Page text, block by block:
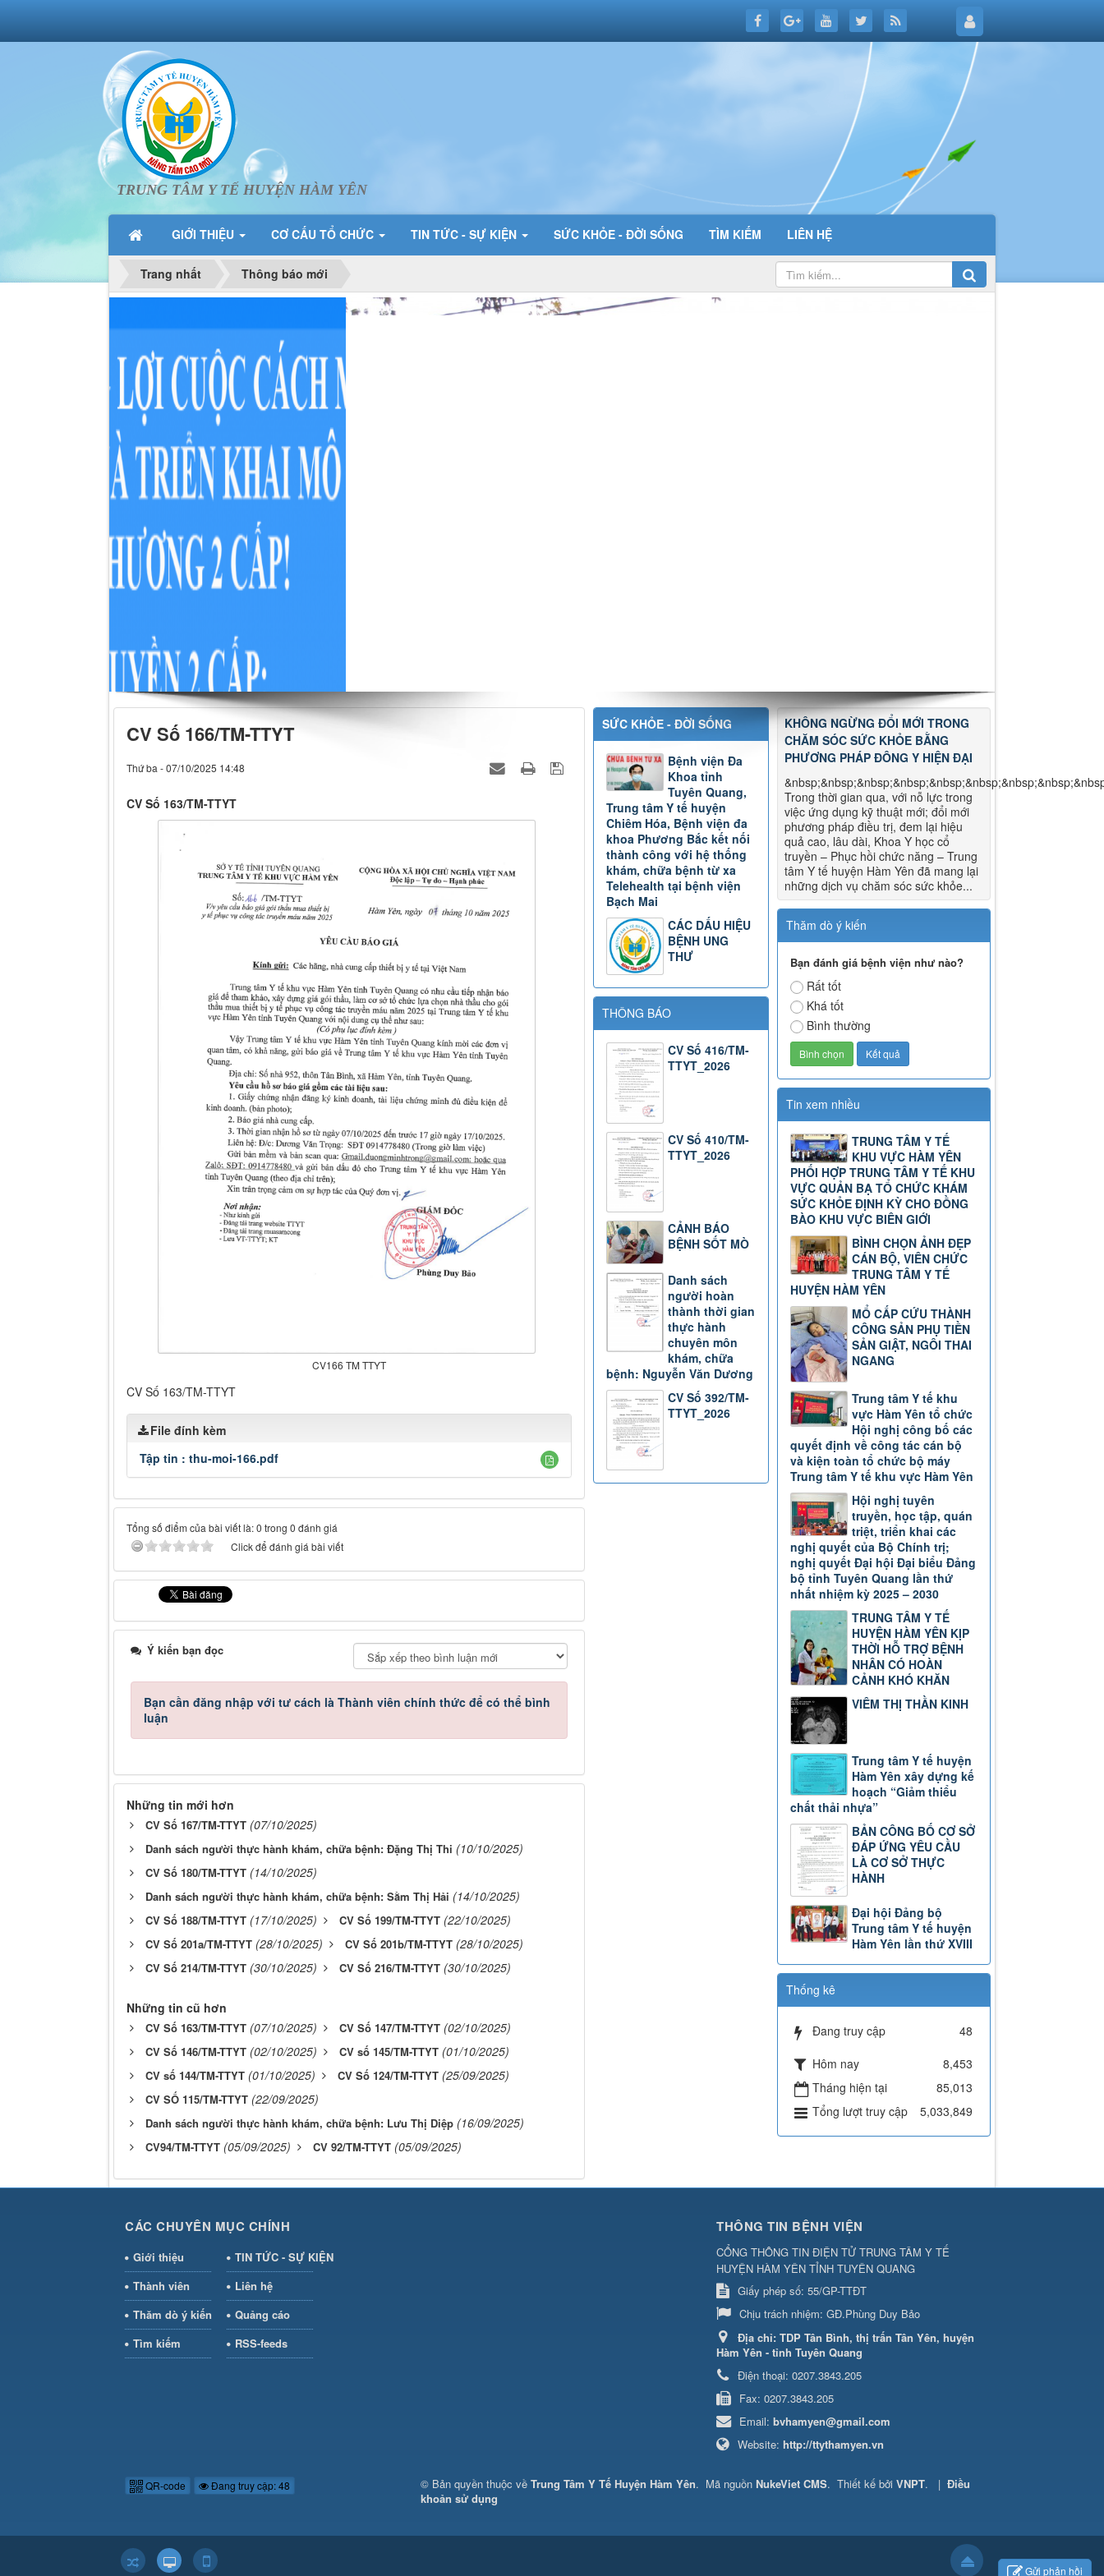
TRUNG TÂM Y TẾ HUYỆN HÀM YÊN
GIỚI THIỆU CƠ CẤU TỔ CHỨC TIN TỨC - SỰ KIỆN SỨC KHỎE - ĐỜI SỐNG TÌM KIẾM LIÊN HỆ
Trang nhất Thông báo mới
CV Số 166/TM-TTYT
Thứ ba - 07/10/2025 14:48
CV Số 163/TM-TTYT
CV166 TM TTYT
CV Số 163/TM-TTYT
File đính kèm
Tập tin : thu-moi-166.pdf
Tổng số điểm của bài viết là: 0 trong 0 đánh giá
Click để đánh giá bài viết
Ý kiến bạn đọc
Bạn cần đăng nhập với tư cách là Thành viên chính thức để có thể bình
luận
Những tin mới hơn
CV Số 167/TM-TTYT (07/10/2025)
Danh sách người thực hành khám, chữa bệnh: Đặng Thị Thi (10/10/2025)
CV Số 180/TM-TTYT (14/10/2025)
Danh sách người thực hành khám, chữa bệnh: Sằm Thị Hải (14/10/2025)
CV Số 188/TM-TTYT (17/10/2025) CV Số 199/TM-TTYT (22/10/2025)
CV Số 201a/TM-TTYT (28/10/2025) CV Số 201b/TM-TTYT (28/10/2025)
CV Số 214/TM-TTYT (30/10/2025) CV Số 216/TM-TTYT (30/10/2025)
Những tin cũ hơn
CV Số 163/TM-TTYT (07/10/2025) CV Số 147/TM-TTYT (02/10/2025)
CV Số 146/TM-TTYT (02/10/2025) CV số 145/TM-TTYT (01/10/2025)
CV số 144/TM-TTYT (01/10/2025) CV Số 124/TM-TTYT (25/09/2025)
CV SỐ 115/TM-TTYT (22/09/2025)
Danh sách người thực hành khám, chữa bệnh: Lưu Thị Diệp (16/09/2025)
CV94/TM-TTYT (05/09/2025) CV 92/TM-TTYT (05/09/2025)
KHÔNG NGỪNG ĐỔI MỚI TRONG
CHĂM SÓC SỨC KHỎE BẰNG
PHƯƠNG PHÁP ĐÔNG Y HIỆN ĐẠI
Trong thời gian qua, với nỗ lực trong
việc ứng dụng kỹ thuật mới; đổi mới
phương pháp điều trị, đem lại hiệu
quả cao, lâu dài, Khoa Y học cổ
truyền – Phục hồi chức năng – Trung
tâm Y tế huyện Hàm Yên đã mang lại
những dịch vụ chăm sóc sức khỏe...
Thăm dò ý kiến
Bạn đánh giá bệnh viện như nào?
Rất tốt
Khá tốt
Bình thường
Tin xem nhiều
TRUNG TÂM Y TẾ
KHU VỰC HÀM YÊN
PHỐI HỢP TRUNG TÂM Y TẾ KHU
VỰC QUẢN BẠ TỔ CHỨC KHÁM
SỨC KHỎE ĐỊNH KỲ CHO ĐỒNG
BÀO KHU VỰC BIÊN GIỚI
BÌNH CHỌN ẢNH ĐẸP
CÁN BỘ, VIÊN CHỨC
TRUNG TÂM Y TẾ
HUYỆN HÀM YÊN
MỔ CẤP CỨU THÀNH
CÔNG SẢN PHỤ TIỀN
SẢN GIẬT, NGÔI THAI
NGANG
Trung tâm Y tế khu
vực Hàm Yên tổ chức
Hội nghị công bố các
quyết định về công tác cán bộ
và kiện toàn tổ chức bộ máy
Trung tâm Y tế khu vực Hàm Yên
Hội nghị tuyên
truyền, học tập, quán
triệt, triển khai các
nghị quyết của Bộ Chính trị;
nghị quyết Đại hội Đại biểu Đảng
bộ tỉnh Tuyên Quang lần thứ
nhất nhiệm kỳ 2025 – 2030
TRUNG TÂM Y TẾ
HUYỆN HÀM YÊN KỊP
THỜI HỖ TRỢ BỆNH
NHÂN CÓ HOÀN
CẢNH KHÓ KHĂN
VIÊM THỊ THẦN KINH
Trung tâm Y tế huyện
Hàm Yên xây dựng kế
hoạch “Giảm thiểu
chất thải nhựa”
BẢN CÔNG BỐ CƠ SỞ
ĐÁP ỨNG YÊU CẦU
LÀ CƠ SỞ THỰC
HÀNH
Đại hội Đảng bộ
Trung tâm Y tế huyện
Hàm Yên lần thứ XVIII
Thống kê
Đang truy cập
48
Hôm nay
8,453
Tháng hiện tại
85,013
Tổng lượt truy cập
5,033,849
SỨC KHỎE - ĐỜI SỐNG
Bệnh viện Đa
Khoa tỉnh
Tuyên Quang,
Trung tâm Y tế huyện
Chiêm Hóa, Bệnh viện đa
khoa Phương Bắc kết nối
thành công với hệ thống
khám, chữa bệnh từ xa
Telehealth tại bệnh viện
Bạch Mai
CÁC DẤU HIỆU
BỆNH UNG
THƯ
THÔNG BÁO
CV Số 416/TM-
TTYT_2026
CV Số 410/TM-
TTYT_2026
CẢNH BÁO
BỆNH SỐT MÒ
Danh sách
người hoàn
thành thời gian
thực hành
chuyên môn
khám, chữa
bệnh: Nguyễn Văn Dương
CV Số 392/TM-
TTYT_2026
CÁC CHUYÊN MỤC CHÍNH
Giới thiệu
TIN TỨC - SỰ KIỆN
Thành viên
Liên hệ
Thăm dò ý kiến
Quảng cáo
Tìm kiếm
RSS-feeds
THÔNG TIN BỆNH VIỆN
CỔNG THÔNG TIN ĐIỆN TỬ TRUNG TÂM Y TẾ
HUYỆN HÀM YÊN TỈNH TUYÊN QUANG
Giấy phép số: 55/GP-TTĐT
Chịu trách nhiệm: GĐ.Phùng Duy Bảo
Địa chỉ: TDP Tân Bình, thị trấn Tân Yên, huyện
Hàm Yên - tỉnh Tuyên Quang
Điện thoại: 0207.3843.205
Fax: 0207.3843.205
Email: bvhamyen@gmail.com
Website: http://ttythamyen.vn
QR-code Đang truy cập: 48 © Bản quyền thuộc về Trung Tâm Y Tế Huyện Hàm Yên. Mã nguồn NukeViet CMS. Thiết kế bởi VNPT. | Điều
khoản sử dụng
Gửi phản hồi